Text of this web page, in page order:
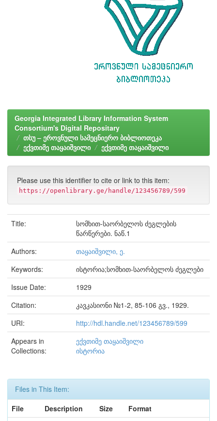
Georgia Integrated Library Information System
Consortium's Digital Repositary
თსუ – ეროვნული სამეცნიერო ბიბლიოთეკა
ექვთიმე თაყაიშვილი
ექვთიმე თაყაიშვილი
Please use this identifier to cite or link to this item:
https://openlibrary.ge/handle/123456789/599
Title:
სომხით-საორბელოს ძეგლების
წარწერები. ნაწ.1
Authors:
თაყაიშვილი, ე.
Keywords:
ისტორია;სომხით-საორბელოს ძეგლები
Issue Date:
1929
Citation:
კავკასიონი №1-2, 85-106 გვ., 1929.
URI:
http://hdl.handle.net/123456789/599
Appears in
Collections:
ექვთიმე თაყაიშვილი
ისტორია
Files in This Item:
File
Description Size
Format